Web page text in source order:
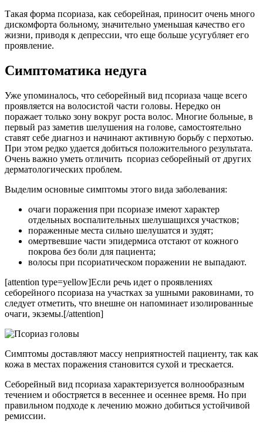
Такая форма псориаза, как себорейная, приносит очень много
дискомфорта больному, значительно уменьшая качество его
жизни, приводя к депрессии, что еще больше усугубляет его
проявление.
Симптоматика недуга
Уже упоминалось, что себорейный вид псориаза чаще всего
проявляется на волосистой части головы. Нередко он
поражает только зону вокруг роста волос. Многие больные, в
первый раз заметив шелушения на голове, самостоятельно
ставят себе диагноз и начинают активную борьбу с перхотью.
При этом редко удается добиться положительного результата.
Очень важно уметь отличить псориаз себорейный от других
дерматологических проблем.
Выделим основные симптомы этого вида заболевания:
очаги поражения при псориазе имеют характер
отдельных воспалительных шелушащихся участков;
пораженные места сильно шелушатся и зудят;
омертвевшие части эпидермиса отстают от кожного
покрова без боли для пациента;
волосы при псориатическом поражении не выпадают.
[attention type=yellow]Если речь идет о проявлениях
себорейного псориаза на участках за ушными раковинами, то
следует отметить, что внешне он напоминает изолированные
очаги, экземы.[/attention]
Симптомы доставляют массу неприятностей пациенту, так как
кожа в местах поражения становится сухой и трескается.
Себорейный вид псориаза характеризуется волнообразным
течением и обостряется в весеннее и осеннее время. Но при
правильном подходе к лечению можно добиться устойчивой
ремиссии.